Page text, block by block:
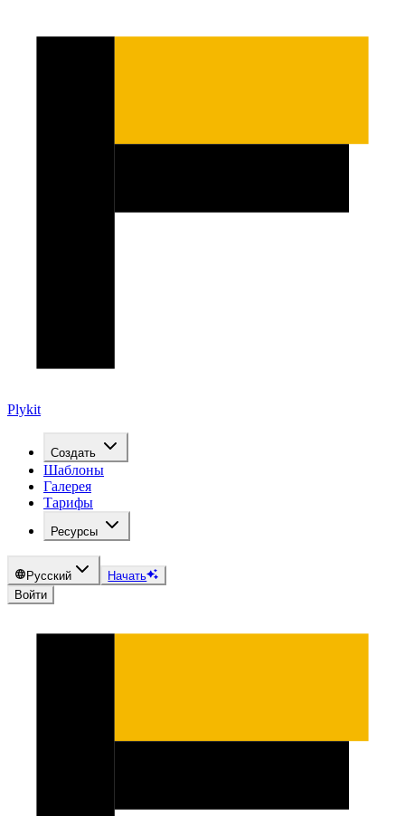
Plykit
Создать
Шаблоны
Галерея
Тарифы
Ресурсы
Русский
Начать
Войти